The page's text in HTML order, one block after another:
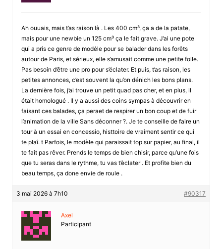
Ah ouuais, mais t’as raison là . Les 400 cm³, ça a de la patate,
mais pour une newbie un 125 cm³ ça le fait grave. J’ai une pote
qui a pris ce genre de modéle pour se balader dans les forêts
autour de Paris, et sérieux, elle s’amusait comme une petite folle.
Pas besoin d’être une pro pour s’éclater. Et puis, t’as raison, les
petites annonces, c’est souvent la qu’on dénich les bons plans.
La dernière fois, j’ai trouve un petit quad pas cher, et en plus, il
était homologué . Il y a aussi des coins sympas à découvrir en
faisant ces balades, ça peraet de respirer un bon coup et de fuir
l’animation de la ville Sans déconner ?. Je te conseille de faire un
tour à un essai en concessio, histtoire de vraiment sentir ce qui
te plaî. t Parfois, le modèle qui paraissait top sur papier, au final, il
te fait pas rêver. Prends le temps de bien chisir, parce qu’une fois
que tu seras dans le rythme, tu vas t’èclater . Et profite bien du
beau temps, ça done envie de roule .
3 mai 2026 à 7h10 #90317
Axel
Participant